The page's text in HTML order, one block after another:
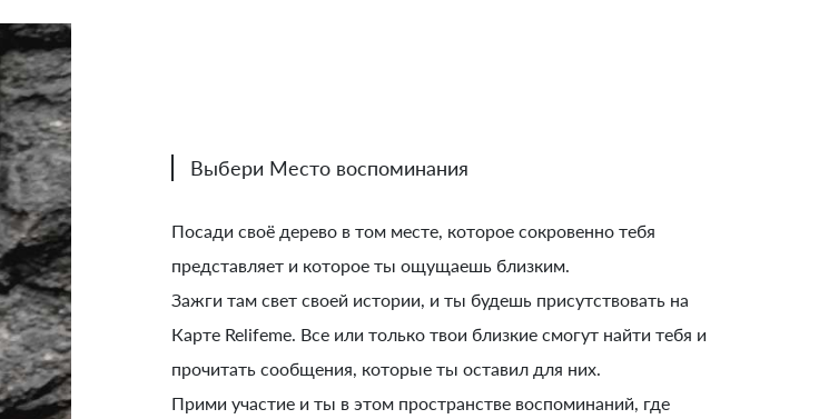
Выбери Место воспоминания
Посади своё дерево в том месте, которое сокровенно тебя
представляет и которое ты ощущаешь близким.
Зажги там свет своей истории, и ты будешь присутствовать на
Карте Relifeme. Все или только твои близкие смогут найти тебя и
прочитать сообщения, которые ты оставил для них.
Прими участие и ты в этом пространстве воспоминаний, где